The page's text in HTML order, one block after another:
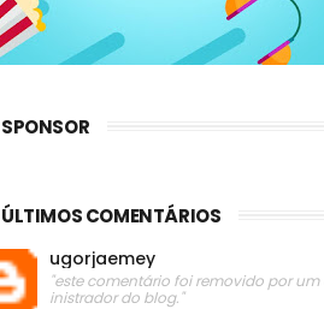
SPONSOR
ÚLTIMOS COMENTÁRIOS
ugorjaemey
"este comentário foi removido por
inistrador do blog."